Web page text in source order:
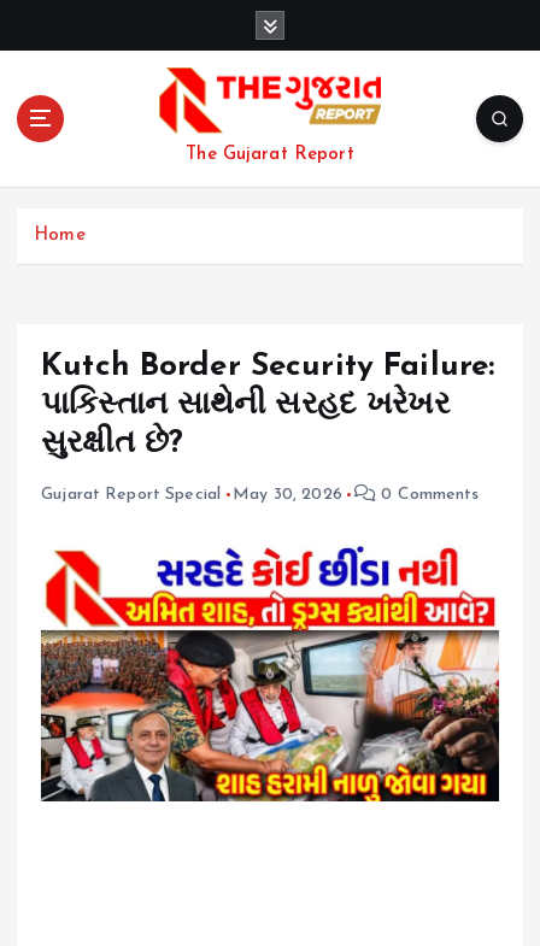
The Gujarat Report
Home
Kutch Border Security Failure:
પાકિસ્તાન સાથેની સરહદ ખરેખર
સુરક્ષીત છે?
Gujarat Report Special May 30, 2026 0 Comments